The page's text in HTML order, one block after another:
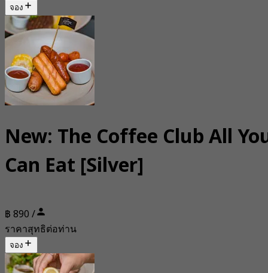
จอง
New: The Coffee Club All
Can Eat [Silver]
฿ 890 /
ราคาสุทธิต่อท่าน
จอง